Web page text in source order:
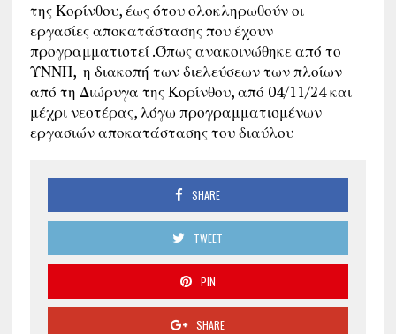
της Κορίνθου, έως ότου ολοκληρωθούν οι
εργασίες αποκατάστασης που έχουν
προγραμματιστεί .Όπως ανακοινώθηκε από το
ΥΝΝΠ, η διακοπή των διελεύσεων των πλοίων
από τη Διώρυγα της Κορίνθου, από 04/11/24 και
μέχρι νεοτέρας, λόγω προγραμματισμένων
εργασιών αποκατάστασης του διαύλου
SHARE
TWEET
PIN
SHARE